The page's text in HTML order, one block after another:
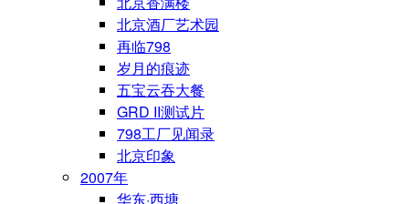
北京酒厂艺术园
再临798
岁月的痕迹
五宝云吞大餐
GRD II测试片
798工厂见闻录
北京印象
2007年
华东·西塘